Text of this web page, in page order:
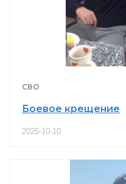
СВО
Боевое крещение
2025-10-10